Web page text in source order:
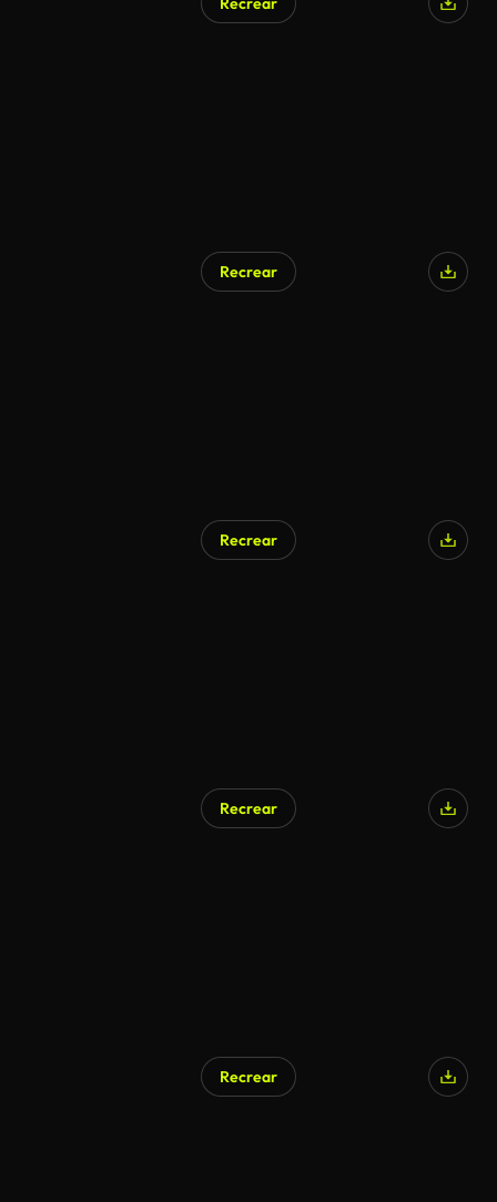
Recrear
Recrear
Recrear
Recrear